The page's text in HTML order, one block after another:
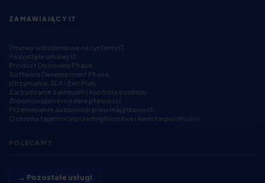
ZAMAWIAJĄCY IT
Umowy wdrożeniowe na systemy IT
Pozostałe umowy IT
Product Discovery Phase
Software Development Phase
Utrzymanie, SLA i Exit Plan
Zarządzanie zakresem i kontrola budżetu
Zrównoważone modele płatności
Przeniesienie autorskich praw majątkowych
Ochrona tajemnicy przedsiębiorstwa i kwestie poufności
POLECAMY
→ Pozostałe usługi